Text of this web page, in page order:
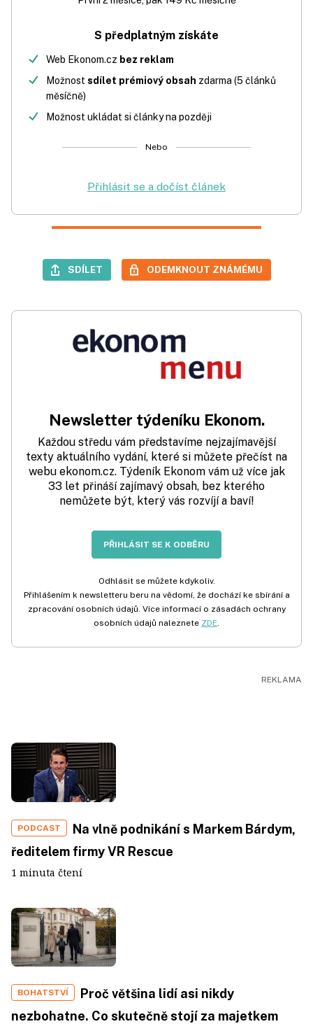
S předplatným získáte
Web Ekonom.cz bez reklam
Možnost sdílet prémiový obsah zdarma (5 článků
měsíčně)
Možnost ukládat si články na později
Nebo
Přihlásit se a dočíst článek
SDÍLET ODEMKNOUT ZNÁMÉMU
Newsletter týdeníku Ekonom.
Každou středu vám představíme nejzajímavější
texty aktuálního vydání, které si můžete přečíst na
webu ekonom.cz. Týdeník Ekonom vám už více jak
33 let přináší zajímavý obsah, bez kterého
nemůžete být, který vás rozvíjí a baví!
PŘIHLÁSIT SE K ODBĚRU
Odhlásit se můžete kdykoliv.
Přihlášením k newsletteru beru na vědomí, že dochází ke sbírání a
zpracování osobních údajů. Více informací o zásadách ochrany
osobních údajů naleznete ZDE.
PODCAST
Na vlně podnikání s Markem Bárdym,
ředitelem firmy VR Rescue
1 minuta čtení
BOHATSTVÍ
Proč většina lidí asi nikdy
nezbohatne. Co skutečně stojí za majetkem